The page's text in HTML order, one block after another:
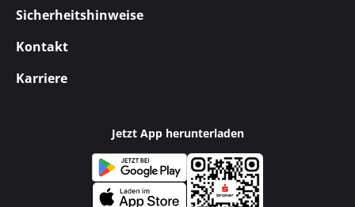
Sicherheitshinweise
Kontakt
Karriere
Jetzt App herunterladen